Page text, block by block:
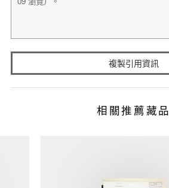
複製引用資訊
相關推薦藏品